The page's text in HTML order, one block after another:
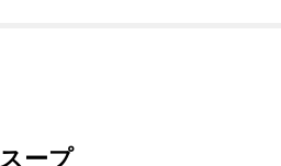
ープ